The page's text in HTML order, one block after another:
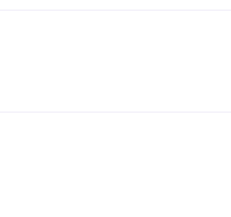
están conectados con el
límites y